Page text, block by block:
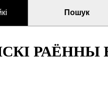
Пошук